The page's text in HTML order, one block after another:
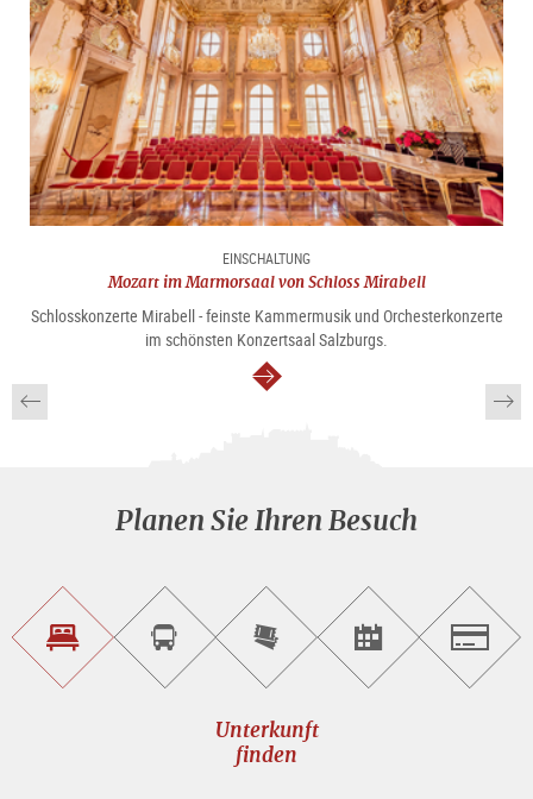
EINSCHALTUNG
Mozart im Marmorsaal von Schloss Mirabell
Schlosskonzerte Mirabell - feinste Kammermusik und Orchesterkonzerte
im schönsten Konzertsaal Salzburgs.
weiter
Planen Sie Ihren Besuch
Unterkunft<br>findenSightseeing<br>Tour
buchen
Tickets
online<br>kaufen
Events<br>finden
Unterkunft
finden